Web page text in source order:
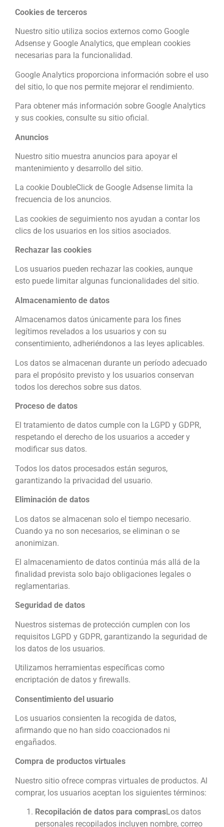
Cookies de terceros
Nuestro sitio utiliza socios externos como Google
Adsense y Google Analytics, que emplean cookies
necesarias para la funcionalidad.
Google Analytics proporciona información sobre el uso
del sitio, lo que nos permite mejorar el rendimiento.
Para obtener más información sobre Google Analytics
y sus cookies, consulte su sitio oficial.
Anuncios
Nuestro sitio muestra anuncios para apoyar el
mantenimiento y desarrollo del sitio.
La cookie DoubleClick de Google Adsense limita la
frecuencia de los anuncios.
Las cookies de seguimiento nos ayudan a contar los
clics de los usuarios en los sitios asociados.
Rechazar las cookies
Los usuarios pueden rechazar las cookies, aunque
esto puede limitar algunas funcionalidades del sitio.
Almacenamiento de datos
Almacenamos datos únicamente para los fines
legítimos revelados a los usuarios y con su
consentimiento, adheriéndonos a las leyes aplicables.
Los datos se almacenan durante un período adecuado
para el propósito previsto y los usuarios conservan
todos los derechos sobre sus datos.
Proceso de datos
El tratamiento de datos cumple con la LGPD y GDPR,
respetando el derecho de los usuarios a acceder y
modificar sus datos.
Todos los datos procesados están seguros,
garantizando la privacidad del usuario.
Eliminación de datos
Los datos se almacenan solo el tiempo necesario.
Cuando ya no son necesarios, se eliminan o se
anonimizan.
El almacenamiento de datos continúa más allá de la
finalidad prevista solo bajo obligaciones legales o
reglamentarias.
Seguridad de datos
Nuestros sistemas de protección cumplen con los
requisitos LGPD y GDPR, garantizando la seguridad de
los datos de los usuarios.
Utilizamos herramientas específicas como
encriptación de datos y firewalls.
Consentimiento del usuario
Los usuarios consienten la recogida de datos,
afirmando que no han sido coaccionados ni
engañados.
Compra de productos virtuales
Nuestro sitio ofrece compras virtuales de productos. Al
comprar, los usuarios aceptan los siguientes términos:
Recopilación de datos para comprasLos datos
personales recopilados incluyen nombre, correo